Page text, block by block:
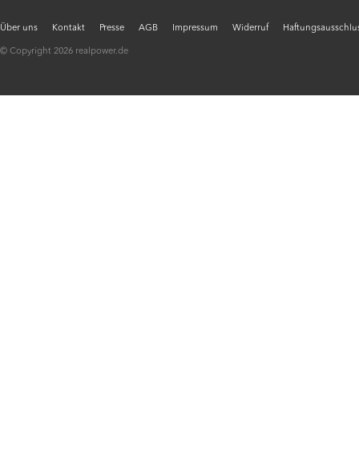
Über uns Kontakt Presse AGB Impressum Widerruf
© Copyright 2026 realpower.de